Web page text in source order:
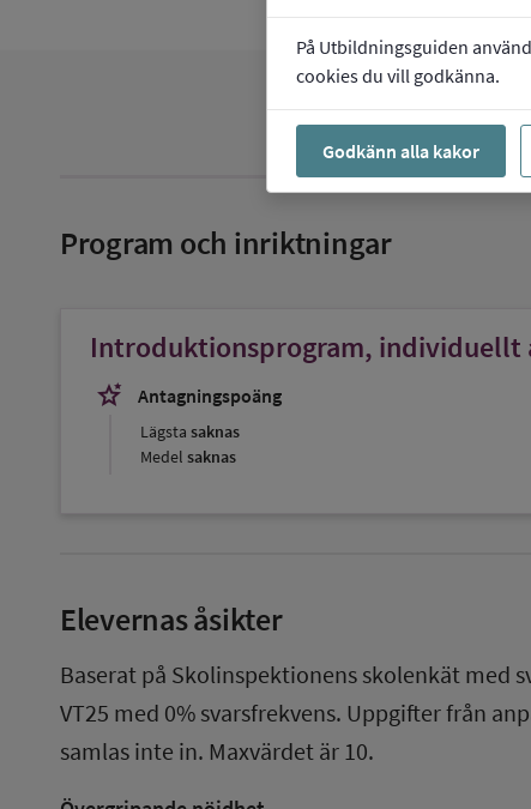
På Utbildningsguiden
cookies du vill godkänna.
Godkänn alla kakor
Program och inriktningar
Introduktionsprogram,
stars_2
Antagningspoäng
Lägsta saknas
Medel saknas
Elevernas åsikter
Baserat på Skolinspektionens skolenkät med
VT25 med 0% svarsfrekvens. Uppgifter från
samlas inte in. Maxvärdet är 10.